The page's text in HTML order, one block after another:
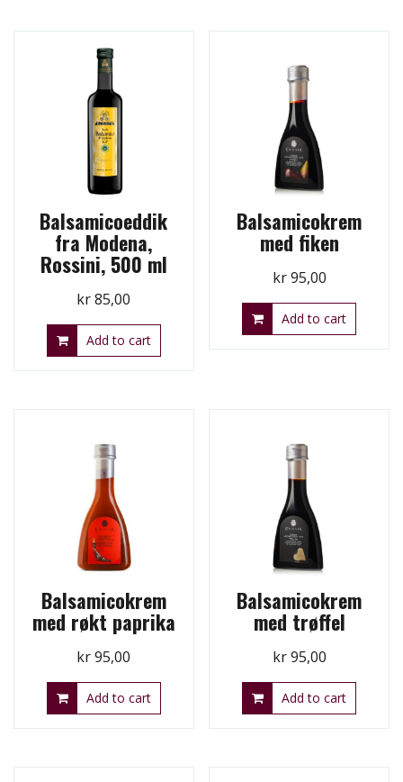
Balsamicoeddik
fra Modena,
Rossini, 500 ml
kr85,00
Add to cart
Balsamicokrem
med fiken
kr95,00
Add to cart
Balsamicokrem
med røkt paprika
kr95,00
Add to cart
Balsamicokrem
med trøffel
kr95,00
Add to cart